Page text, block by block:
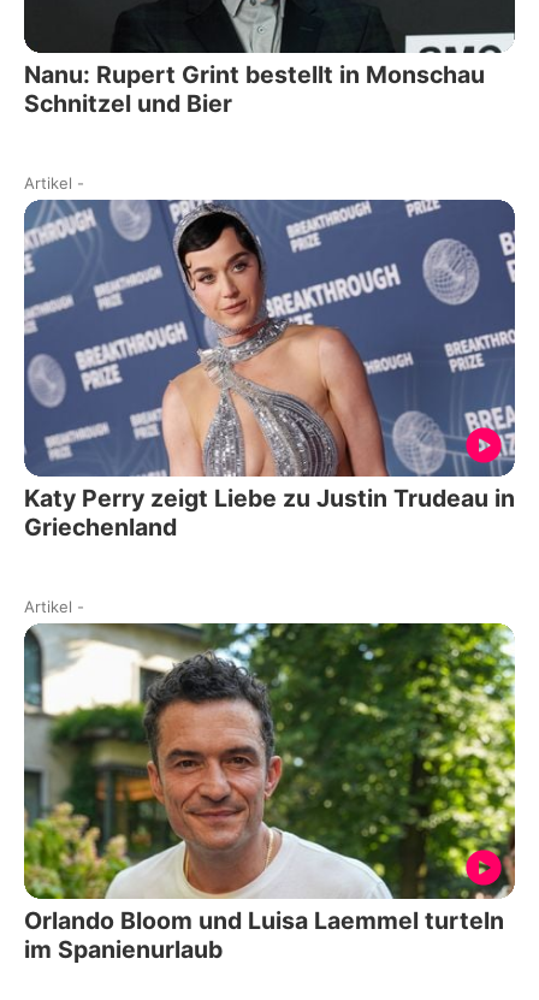
Nanu: Rupert Grint bestellt in Monschau
Schnitzel und Bier
Artikel -
Katy Perry zeigt Liebe zu Justin Trudeau in
Griechenland
Artikel -
Orlando Bloom und Luisa Laemmel turteln
im Spanienurlaub